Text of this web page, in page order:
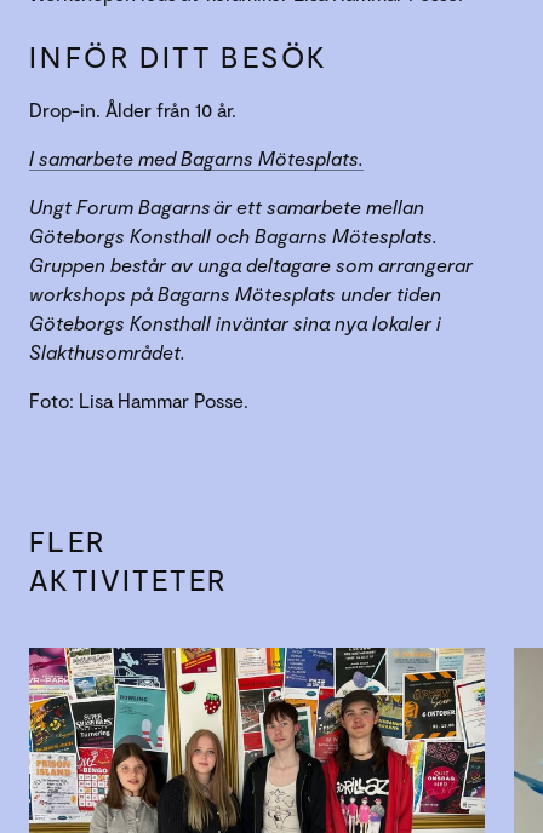
INFÖR DITT BESÖK
Drop-in. Ålder från 10 år.
I samarbete med Bagarns Mötesplats.
Ungt Forum Bagarns är ett samarbete mellan
Göteborgs Konsthall och Bagarns Mötesplats.
Gruppen består av unga deltagare som arrangerar
workshops på Bagarns Mötesplats under tiden
Göteborgs Konsthall inväntar sina nya lokaler i
Slakthusområdet.
Foto: Lisa Hammar Posse.
FLER
AKTIVITETER